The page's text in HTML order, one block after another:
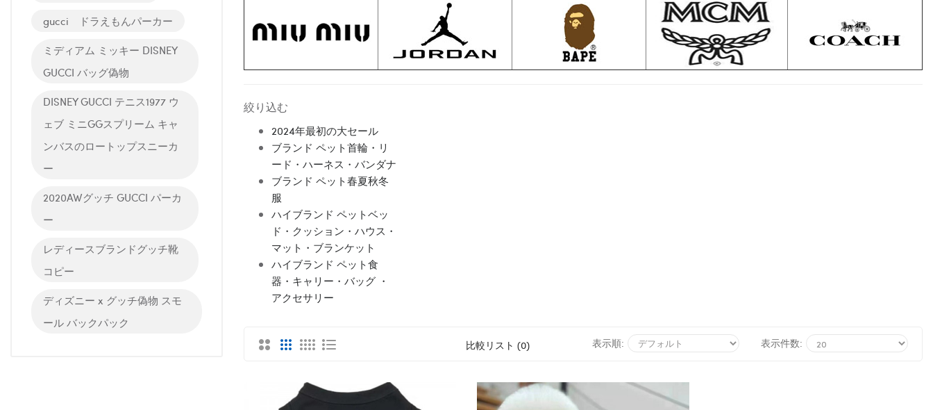
gucci ドラえもんパーカー
ミディアム ミッキー DISNEY
GUCCI バッグ偽物
DISNEY GUCCI テニス1977 ウ
ェブ ミニGGスプリーム キャ
ンバスのロートップスニーカ
ー
2020AWグッチ GUCCI パーカ
ー
レディースブランドグッチ靴
コピー
ディズニー x グッチ偽物 スモ
ール バックパック
絞り込む
2024年最初の大セール
ブランド ペット首輪・リ
ード・ハーネス・バンダナ
ブランド ペット春夏秋冬
服
ハイブランド ペットベッ
ド・クッション・ハウス・
マット・ブランケット
ハイブランド ペット食
器・キャリー・バッグ ・
アクセサリー
比較リスト (0) 表示順: 表示件数: